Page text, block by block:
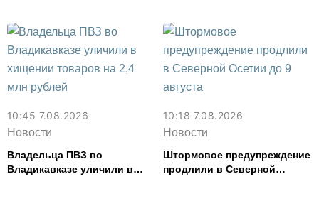
10:45 7.08.2026
Новости
Владельца ПВЗ во
Владикавказе уличили в
10:18 7.08.2026
Новости
Штормовое предупреждение
продлили в Северной